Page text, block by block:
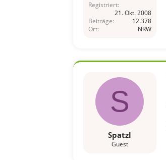
Registriert
21. Okt. 2008
Beiträge
12.378
Ort
NRW
S
Spatzl
Guest